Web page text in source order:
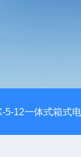
5-12一体式箱式